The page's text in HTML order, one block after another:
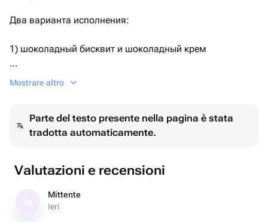
Два варианта исполнения:
1) шоколадный бисквит и шоколадный крем
2) ванильный бисквит, ванильный крем.
Необходимый Вариант можно указать комментарием
Дизайн также можно обговорить после оформления
Mostrare altro
Parte del testo presente nella pagina è stata
tradotta automaticamente.
Valutazioni e recensioni
Mittente
Ieri